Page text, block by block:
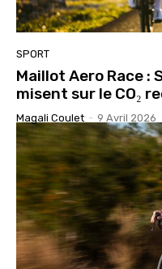
SPORT
Maillot Aero Race :
misent sur le CO₂
Magali Coulet - 9 Avril 2026